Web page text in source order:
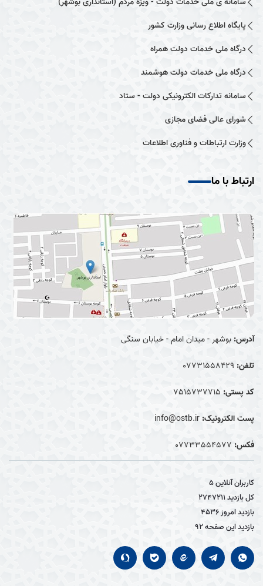
پایگاه اطلاع رسانی وزارت کشور
درگاه ملی خدمات دولت همراه
درگاه ملی خدمات دولت هوشمند
سامانه تدارکات الکترونیکی دولت - ستاد
شورای عالی فضای مجازی
وزارت ارتباطات و فناوری اطلاعات
ارتباط با ما
آدرس: بوشهر - میدان امام - خیابان سنگی
تلفن: 07731558429
کد پستی: 7515737715
پست الکترونیک: info@ostb.ir
فکس: 07733554577
کاربران آنلاین5
کل بازدید2747211
بازدید امروز4536
بازدید این صفحه92